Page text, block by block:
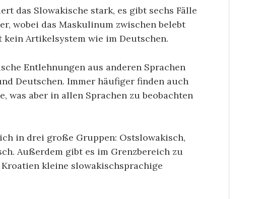
das Slowakische stark, es gibt sechs Fälle
wobei das Maskulinum zwischen belebt
Artikelsystem wie im Deutschen.
Entlehnungen aus anderen Sprachen
Deutschen. Immer häufiger finden auch
was aber in allen Sprachen zu beobachten
in drei große Gruppen: Ostslowakisch,
Außerdem gibt es im Grenzbereich zu
kleine slowakischsprachige